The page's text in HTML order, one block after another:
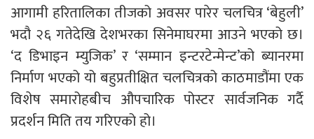
आगामी हरितालिका तीजको अवसर पारेर चलचित्र ‘बेहुली’
भदौ २६ गतेदेखि देशभरका सिनेमाघरमा आउने भएको छ।
‘द डिभाइन म्युजिक’ र ‘सम्मान इन्टरटेन्मेन्ट’को ब्यानरमा
निर्माण भएको यो बहुप्रतीक्षित चलचित्रको काठमाडौंमा एक
विशेष समारोहबीच औपचारिक पोस्टर सार्वजनिक गर्दै
प्रदर्शन मिति तय गरिएको हो।